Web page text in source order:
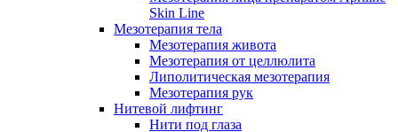
Skin Line
Мезотерапия тела
Мезотерапия живота
Мезотерапия от целлюлита
Липолитическая мезотерапия
Мезотерапия рук
Нитевой лифтинг
Нити под глаза